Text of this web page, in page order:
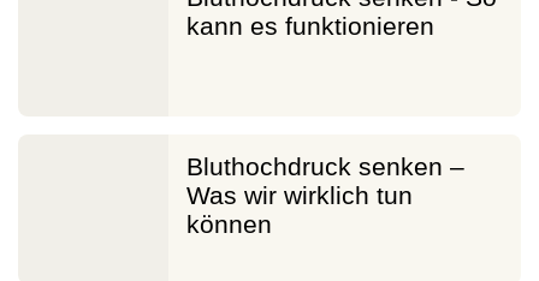
kann es funktionieren
Bluthochdruck senken –
Was wir wirklich tun
können